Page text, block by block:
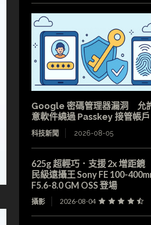
Google 密碼管理器漏洞 允
意軟件繞過 Passkey 接管帳戶
科技新聞 2026-08-05
625g 超輕巧．支援 2x 增距
民級遠攝王 Sony FE 100-
F5.6-8.0 GM OSS 登場
攝影 2026-08-04